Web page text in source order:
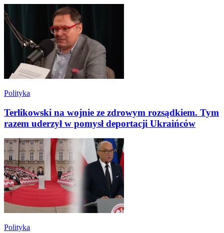
Polityka
Terlikowski na wojnie ze zdrowym rozsądkiem. Tym
razem uderzył w pomysł deportacji Ukraińców
Polityka